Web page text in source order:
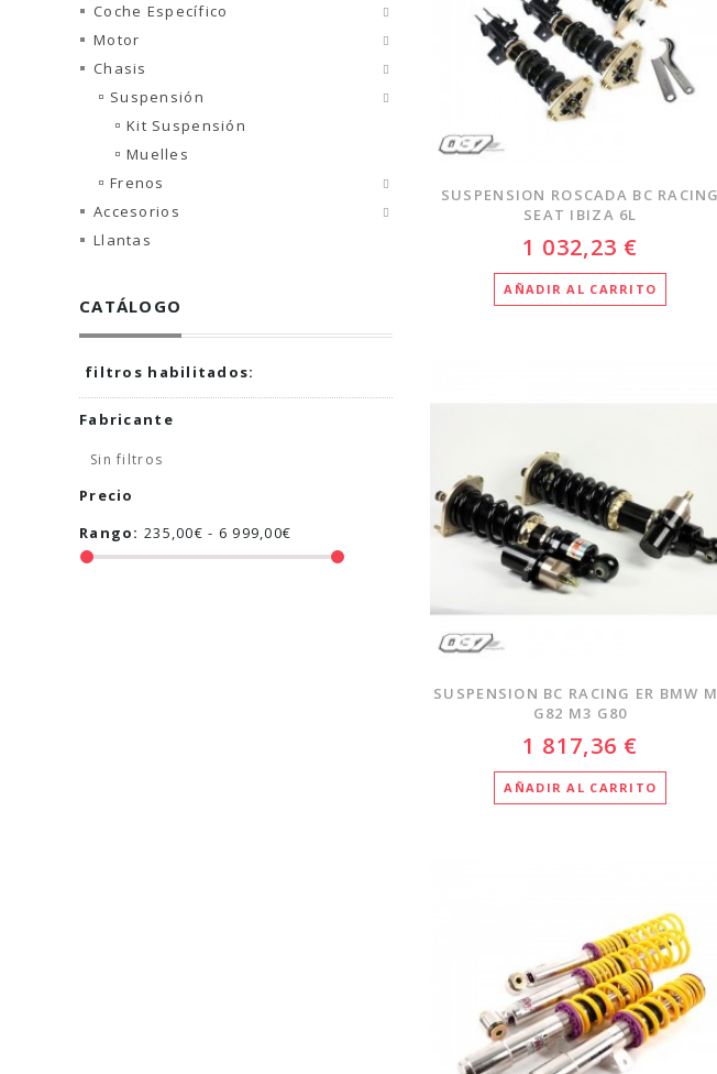
Coche Específico
Motor
Chasis
Suspensión
Kit Suspensión
Muelles
Frenos
Accesorios
Llantas
CATÁLOGO
filtros habilitados:
Fabricante
Sin filtros
Precio
Rango: 235,00€ - 6 999,00€
SUSPENSION ROSCADA BC RACING
SEAT IBIZA 6L
1 032,23 €
AÑADIR AL CARRITO
SUSPENSION BC RACING ER BMW
G82 M3 G80
1 817,36 €
AÑADIR AL CARRITO